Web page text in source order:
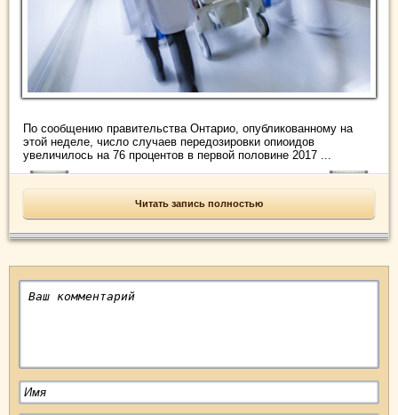
По сообщению правительства Онтарио, опубликованному на
этой неделе, число случаев передозировки опиоидов
увеличилось на 76 процентов в первой половине 2017 ...
Читать запись полностью